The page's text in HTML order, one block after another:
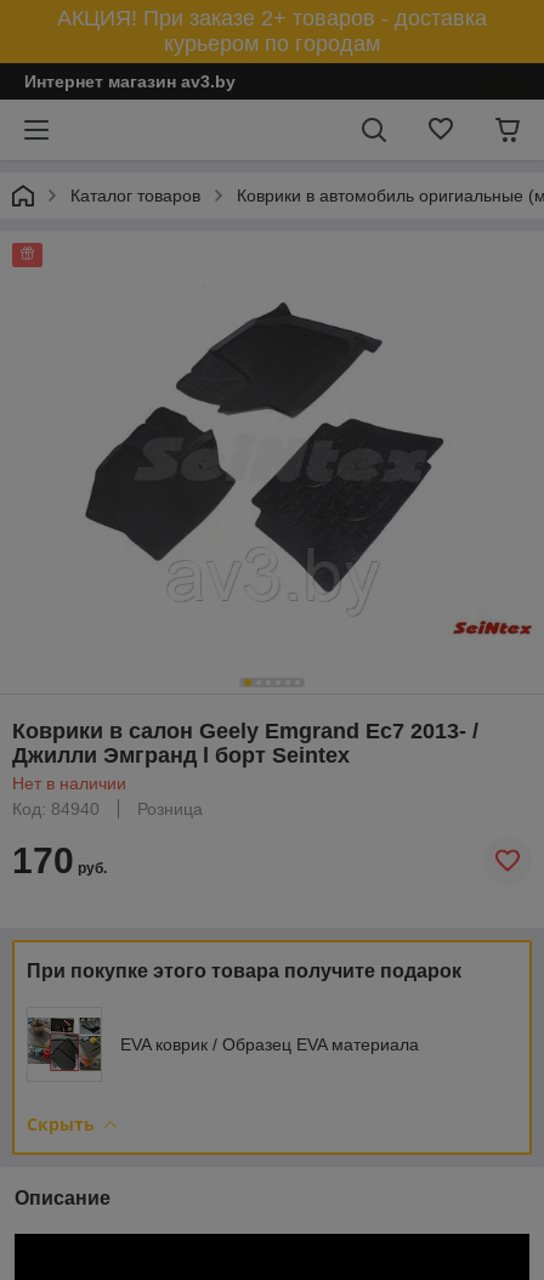
АКЦИЯ! При заказе 2+ товаров - доставка
курьером по городам
Интернет магазин av3.by
Каталог товаров Коврики в автомобиль оригиальные
Коврики в салон Geely Emgrand Ec7 2013- /
Джилли Эмгранд l борт Seintex
Нет в наличии
Код: 84940
Розница
170 руб.
При покупке этого товара получите подарок
EVA коврик / Образец EVA материала
Скрыть
Описание